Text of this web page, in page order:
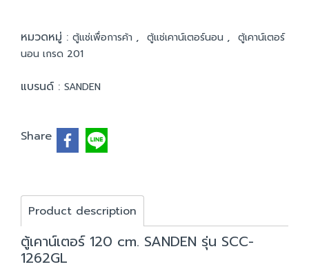
หมวดหมู่ : ตู้แช่เพื่อการค้า , ตู้แช่เคาน์เตอร์นอน , ตู้เคาน์เตอร์
นอน เกรด 201
แบรนด์ : SANDEN
Share
Product description
ตู้เคาน์เตอร์ 120 cm. SANDEN รุ่น SCC-
1262GL